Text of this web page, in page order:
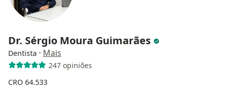
Dr. Sérgio Moura Guimarães
Dentista · Mais
247 opiniões
CRO 64.533